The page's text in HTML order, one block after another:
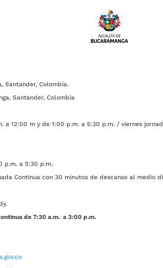
Santander, Colombia.
Santander, Colombia
a 12:00 m y de 1:00 p.m. a 5:30 p.m. / viernes
p.m. a 5:30 p.m.
con 30 minutos de descanso al medio
de 7:30 a.m. a 3:00 p.m.